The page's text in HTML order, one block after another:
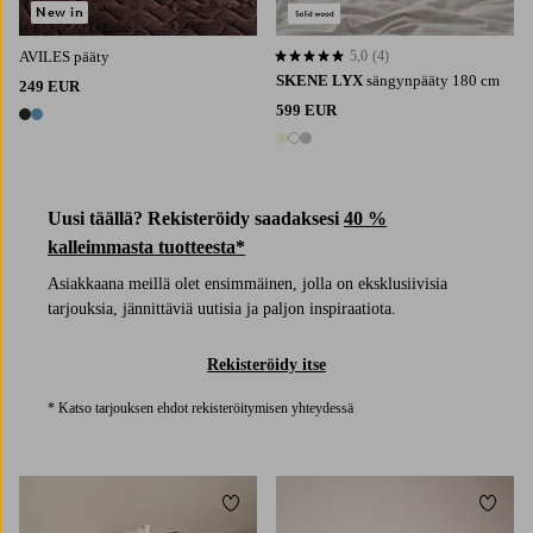
AVILES pääty
249 EUR
2 värejä
New in
Uusi täällä? Rekisteröidy saadaksesi 40 %
kalleimmasta tuotteesta*
Asiakkaana meillä olet ensimmäinen, jolla on eksklusiivisia
tarjouksia, jännittäviä uutisia ja paljon inspiraatiota.
Rekisteröidy itse
* Katso tarjouksen ehdot rekisteröitymisen yhteydessä
SKENE LYX sängynpääty 180 cm
599 EUR
3 värejä
5,0 perustuen 4 arvosanaan
5,0 (4)
Lisää suosikkeihin Lisää